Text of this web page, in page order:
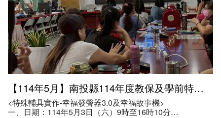
相關因應教學需求之特教知能。
（二）增進本縣教保服務人員、學前特教教師及相關人員特
殊教育專業知能，協助特殊教育學生健全發展。
（三）促進本縣教保服務機構參與融合教育之特教專業素
養，提升特殊教育服務效益。
六、參與人數：49人。
【114年5月】南投縣114年度教保及學前特教專業知能研習
<特殊輔具實作-幸福發聲器3.0及幸福故事機>
一、日期：114年5月3日（六）9時至16時10分